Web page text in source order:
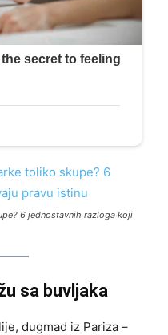
6 jednostavnih razloga koji
sa buvljaka
dugmad iz Pariza –